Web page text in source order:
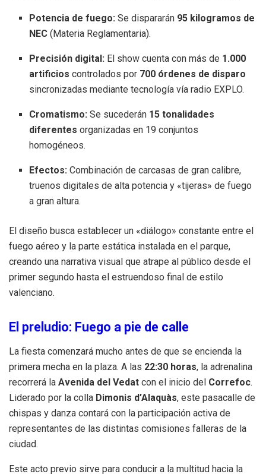
Potencia de fuego: Se dispararán 95 kilogramos de
NEC (Materia Reglamentaria).
Precisión digital: El show cuenta con más de 1.000
artificios controlados por 700 órdenes de disparo
sincronizadas mediante tecnología vía radio EXPLO.
Cromatismo: Se sucederán 15 tonalidades
diferentes organizadas en 19 conjuntos
homogéneos.
Efectos: Combinación de carcasas de gran calibre,
truenos digitales de alta potencia y «tijeras» de fuego
a gran altura.
El diseño busca establecer un «diálogo» constante entre el
fuego aéreo y la parte estática instalada en el parque,
creando una narrativa visual que atrape al público desde el
primer segundo hasta el estruendoso final de estilo
valenciano.
El preludio: Fuego a pie de calle
La fiesta comenzará mucho antes de que se encienda la
primera mecha en la plaza. A las 22:30 horas, la adrenalina
recorrerá la Avenida del Vedat con el inicio del Correfoc.
Liderado por la colla Dimonis d’Alaquàs, este pasacalle de
chispas y danza contará con la participación activa de
representantes de las distintas comisiones falleras de la
ciudad.
Este acto previo sirve para conducir a la multitud hacia la